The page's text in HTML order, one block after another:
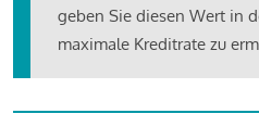
geben Sie diesen Wert in
maximale Kreditrate zu